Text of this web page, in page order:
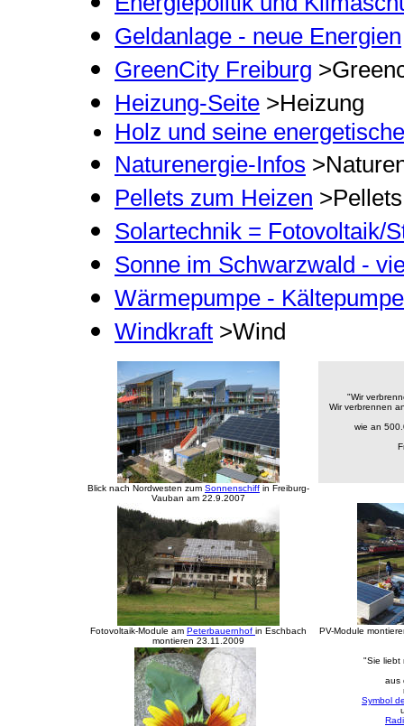
Geldanlage - neue Energien
GreenCity Freiburg
Heizung-Seite >Heizung
Holz und seine
Naturenergie-Infos
Pellets zum Heizen >Pellets
Solartechnik = Fotovoltaik/
Sonne im Schwarzwald -
Wärmepumpe -
Windkraft >Wind
"Wir
Wir verbrennen
wie an
Blick nach Nordwesten zum Sonnenschiff in Freiburg-
Vauban am 22.9.2007
Fotovoltaik-Module am Peterbauernhof in Eschbach
montieren 23.11.2009
PV-Module
"Sie liebt
aus
Symbol